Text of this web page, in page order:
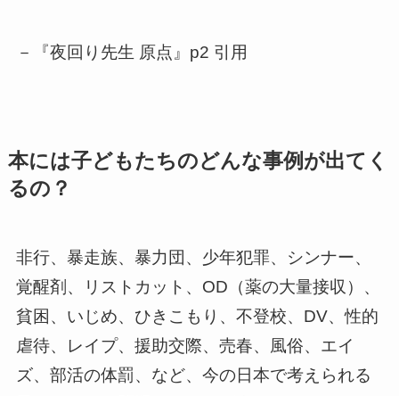
－『夜回り先生 原点』p2 引用
本には子どもたちのどんな事例が出てく
るの？
非行、暴走族、暴力団、少年犯罪、シンナー、
覚醒剤、リストカット、OD（薬の大量接収）、
貧困、いじめ、ひきこもり、不登校、DV、性的
虐待、レイプ、援助交際、売春、風俗、エイ
ズ、部活の体罰、など、今の日本で考えられる